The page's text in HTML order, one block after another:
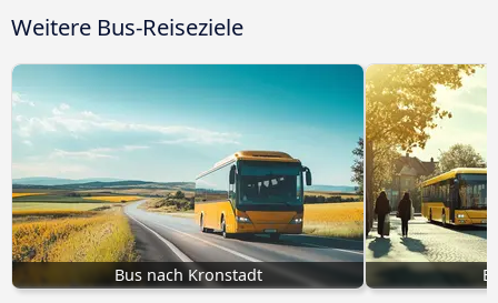
Weitere Bus-Reiseziele
Bus nach Kronstadt